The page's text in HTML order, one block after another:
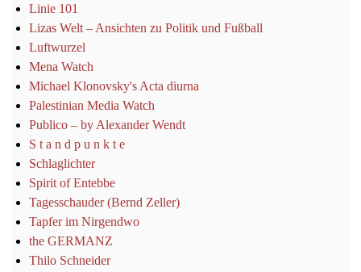
Linie 101
Lizas Welt – Ansichten zu Politik und Fußball
Luftwurzel
Mena Watch
Michael Klonovsky's Acta diurna
Palestinian Media Watch
Publico – by Alexander Wendt
S t a n d p u n k t e
Schlaglichter
Spirit of Entebbe
Tagesschauder (Bernd Zeller)
Tapfer im Nirgendwo
the GERMANZ
Thilo Schneider